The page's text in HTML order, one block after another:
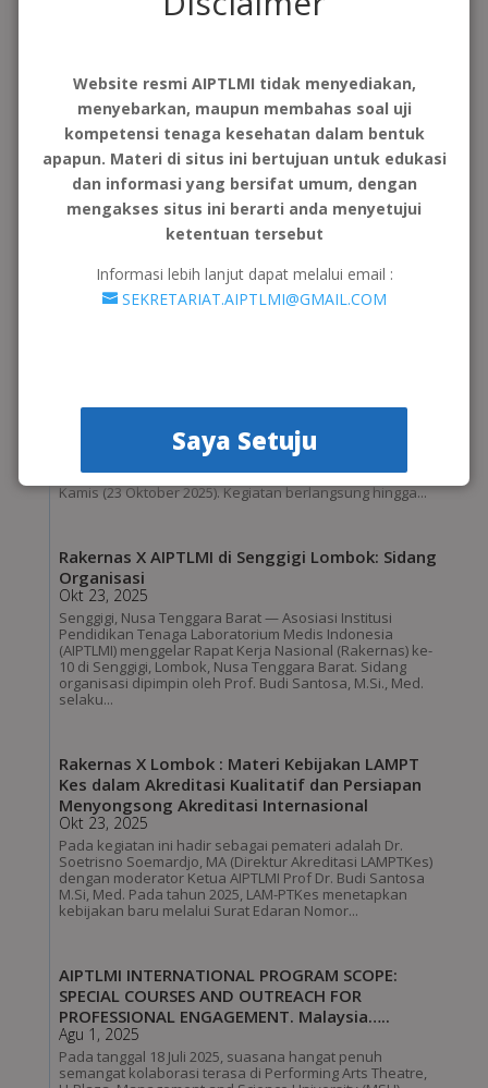
Okt 20, 2024
Materi ini disampaikan oleh Dr. Miswar Fattah, M.Si
(Kolegium AIPTLMI. Materi ini sangat menginspirasi dan
membuka wawasan peserta tentang potensi industri
peluang berkarya bagi TLM di dalam dan luar negeri,
termasuk diantaranya pada industri pengembangan
instrumen...
Okt 23, 2025
Lombok, Nusa Tenggara Barat — Asosiasi Institusi
Pendidikan Tenaga Laboratorium Medis Indonesia
(AIPTLMI) secara resmi membuka Rapat Kerja Nasional
(Rakernas) ke-10 di Aruna Senggigi Resort & Convention,
Kamis (23 Oktober 2025). Kegiatan berlangsung hingga...
Rakernas X AIPTLMI di Senggigi Lombok: Sidang
Organisasi
Okt 23, 2025
Senggigi, Nusa Tenggara Barat — Asosiasi Institusi
Pendidikan Tenaga Laboratorium Medis Indonesia
(AIPTLMI) menggelar Rapat Kerja Nasional (Rakernas) ke-
10 di Senggigi, Lombok, Nusa Tenggara Barat. Sidang
organisasi dipimpin oleh Prof. Budi Santosa, M.Si., Med.
selaku...
Rakernas X Lombok : Materi Kebijakan LAMPT
Kes dalam Akreditasi Kualitatif dan Persiapan
Menyongsong Akreditasi Internasional
Okt 23, 2025
Pada kegiatan ini hadir sebagai pemateri adalah Dr.
Soetrisno Soemardjo, MA (Direktur Akreditasi LAMPTKes)
dengan moderator Ketua AIPTLMI Prof Dr. Budi Santosa
M.Si, Med. Pada tahun 2025, LAM-PTKes menetapkan
kebijakan baru melalui Surat Edaran Nomor...
AIPTLMI INTERNATIONAL PROGRAM SCOPE:
SPECIAL COURSES AND OUTREACH FOR
PROFESSIONAL ENGAGEMENT. Malaysia…..
Agu 1, 2025
Pada tanggal 18 Juli 2025, suasana hangat penuh
semangat kolaborasi terasa di Performing Arts Theatre,
Website resmi AIPTLMI tidak menyediakan,
menyebarkan, maupun membahas soal uji
kompetensi tenaga kesehatan dalam bentuk
apapun. Materi di situs ini bertujuan untuk edukasi
dan informasi yang bersifat umum, dengan
mengakses situs ini berarti anda menyetujui
ketentuan tersebut
Informasi lebih lanjut dapat melalui email :
SEKRETARIAT.AIPTLMI@GMAIL.COM
Saya Setuju